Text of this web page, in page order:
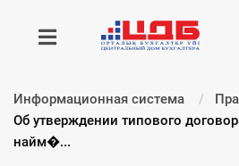
Получить консультацию
Информационная система
Текущий:
Об утверждении типового
найм�...